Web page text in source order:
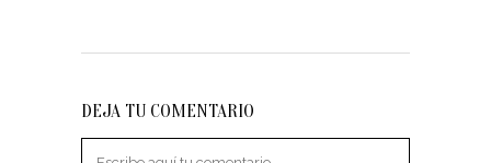
DEJA TU COMENTARIO